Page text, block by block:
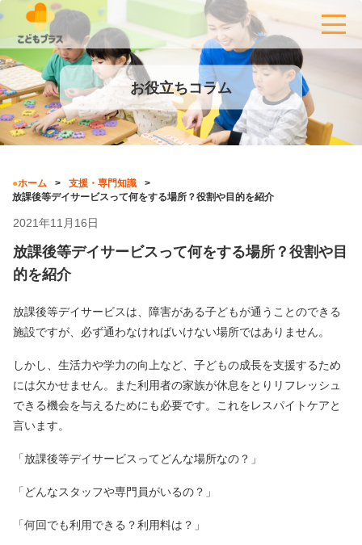
お役立ちコラム
ホーム
支援・専門知識
放課後等デイサービスって何をする場所？役割や目的を紹介
2021年11月16日
放課後等デイサービスって何をする場所？役割や目
的を紹介
放課後等デイサービスは、障害がある子どもが通うことのできる
施設ですが、必ず通わなければいけない場所ではありません。
しかし、生活力や学力の向上など、子どもの成長を支援するため
には欠かせません。また利用者の家族が休息をとりリフレッシュ
できる機会を与えるためにも必要です。これをレスパイトケアと
言います。
「放課後等デイサービスってどんな場所なの？」
「どんなスタッフや専門員がいるの？」
「何回でも利用できる？利用料は？」